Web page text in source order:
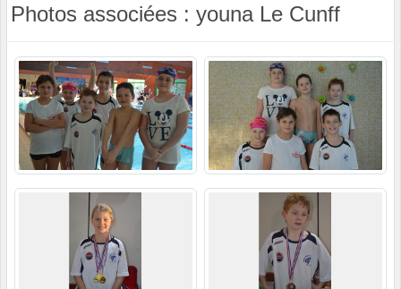
Photos associées : youna Le Cunff